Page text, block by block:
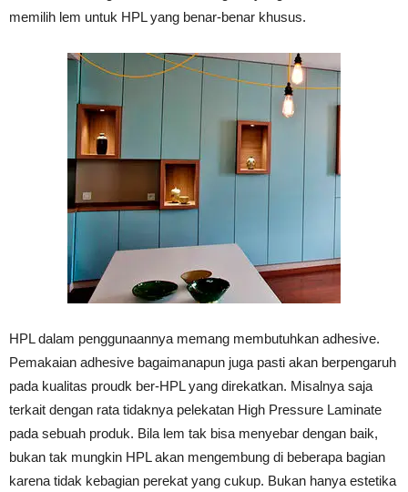
memilih lem untuk HPL yang benar-benar khusus.
HPL dalam penggunaannya memang membutuhkan adhesive.
Pemakaian adhesive bagaimanapun juga pasti akan berpengaruh
pada kualitas proudk ber-HPL yang direkatkan. Misalnya saja
terkait dengan rata tidaknya pelekatan High Pressure Laminate
pada sebuah produk. Bila lem tak bisa menyebar dengan baik,
bukan tak mungkin HPL akan mengembung di beberapa bagian
karena tidak kebagian perekat yang cukup. Bukan hanya estetika